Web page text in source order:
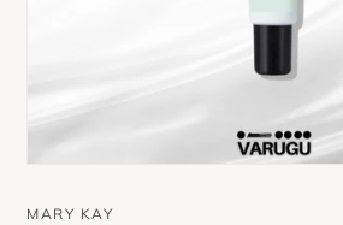
multimedia
MARY KAY